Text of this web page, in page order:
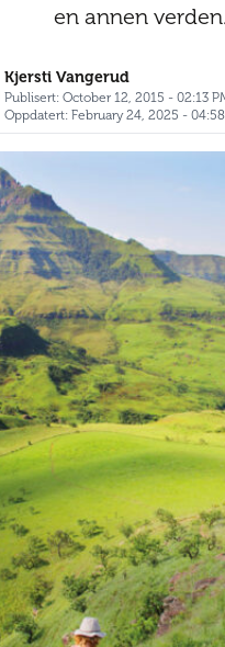
en annen verden.
Kjersti Vangerud
Publisert: October 12, 2015 - 02:13
Oppdatert: February 24, 2025 -